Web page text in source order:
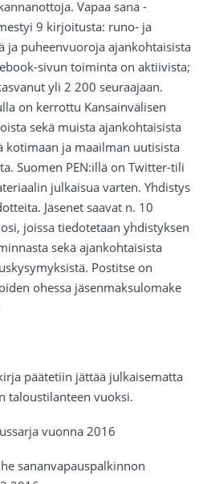
Vapaa sana -
9 kirjoitusta: runo- ja
ja puheenvuoroja ajankohtaisista
sivun toiminta on aktiivista;
yli 2 200 seuraajaan.
on kerrottu Kansainvälisen
sekä muista ajankohtaisista
kotimaan ja maailman uutisista
Suomen PEN:illä on Twitter-tili
julkaisua varten. Yhdistys
Jäsenet saavat n. 10
joissa tiedotetaan yhdistyksen
sekä ajankohtaisista
Postitse on
ohessa jäsenmaksulomake
päätetiin jättää julkaisematta
taloustilanteen vuoksi.
vuonna 2016
sananvapauspalkinnon